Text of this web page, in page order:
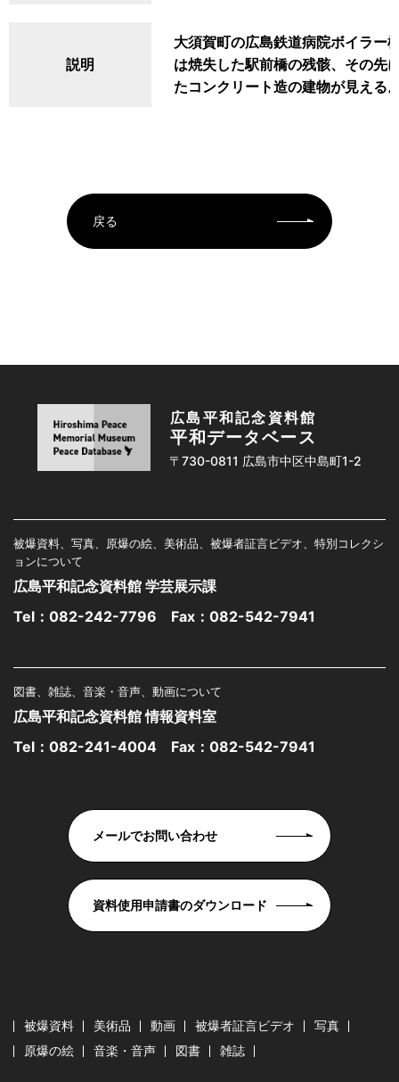
説明
大須賀町の広島鉄道病院ボイラー
は焼失した駅前橋の残骸、その
たコンクリート造の建物が見える
戻る
広島平和記念資料館
平和データベース
〒730-0811 広島市中区中島町1-2
被爆資料、写真、原爆の絵、美術品、被爆者証言ビデオ、特別コレクシ
ョンについて
広島平和記念資料館 学芸展示課
Tel： 082-242-7796 Fax：082-542-7941
図書、雑誌、音楽・音声、動画について
広島平和記念資料館 情報資料室
Tel： 082-241-4004 Fax：082-542-7941
メールでお問い合わせ
資料使用申請書のダウンロード
被爆資料 美術品 動画 被爆者証言ビデオ
写真
原爆の絵
音楽・音声 図書 雑誌